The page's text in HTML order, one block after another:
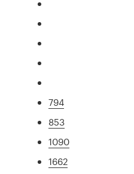
794
853
1090
1662